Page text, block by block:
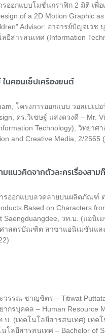
ออกแบบโมชั่นกราฟิก 2 มิติ เพื่
of a 2D Motion Graphic
Advisor: อาจารย์ปัญจเวช
ยีสารสนเทศ (Information
นคอนเซ็ปเครื่องยนต์
โครงการออกแบบ วอลเปเป
ดร.วิเชษฐ์ แสงดวงดี – Mr.
Technology), วิทย
and Creative Media, 2/2565
นวคิดจากตัวละครเรื่องสาม
รออกแบบลวดลายบนผลิตภัณฑ์
Based on Characters
Saengduangdee, วท.บ. (แอนิ
าสตรบัณฑิต สาขาแอนิเมชันแล
รณ ชาญชิตร – Titiwat
กรบุคคล – Human Resource
บ. (เทคโนโลยีสารสนเทศ) เทค
ลยีสารสนเทศ – Bachelor of